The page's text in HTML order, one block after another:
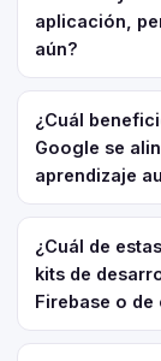
aplicación,
aún?
¿Cuál
Google se
aprendizaje
¿Cuál de
kits de
Firebase o